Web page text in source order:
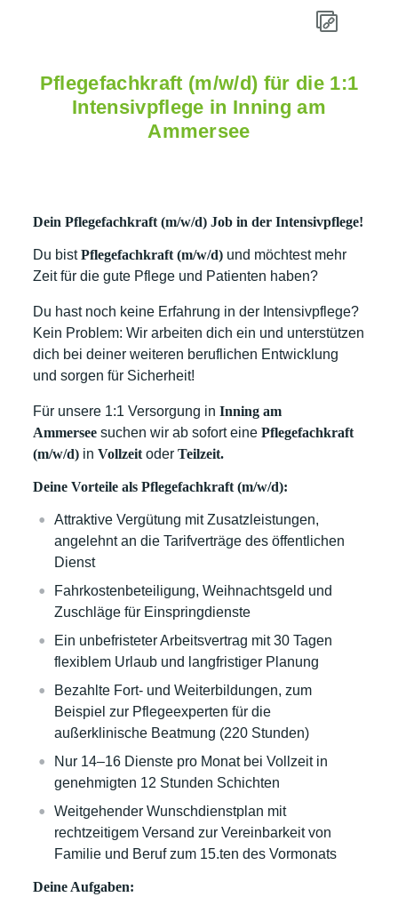
Pflegefachkraft (m/w/d) für die 1:1
Intensivpflege in Inning am
Ammersee
Dein Pflegefachkraft (m/w/d) Job in der Intensivpflege!
Du bistPflegefachkraft (m/w/d) und möchtest mehr
Zeit für die gute Pflege und Patienten haben?
Du hast noch keine Erfahrung in der Intensivpflege?
Kein Problem: Wir arbeiten dich ein und unterstützen
dich bei deiner weiteren beruflichen Entwicklung
und sorgen für Sicherheit!
Für unsere 1:1 Versorgung in Inning am
Ammersee suchen wir ab sofort einePflegefachkraft
(m/w/d) inVollzeit oderTeilzeit.
Deine Vorteile als Pflegefachkraft (m/w/d):
Attraktive Vergütung mit Zusatzleistungen,
angelehnt an die Tarifverträge des öffentlichen
Dienst
Fahrkostenbeteiligung, Weihnachtsgeld und
Zuschläge für Einspringdienste
Ein unbefristeter Arbeitsvertrag mit 30 Tagen
flexiblem Urlaub und langfristiger Planung
Bezahlte Fort- und Weiterbildungen, zum
Beispiel zur Pflegeexperten für die
außerklinische Beatmung (220 Stunden)
Nur 14–16 Dienste pro Monat bei Vollzeit in
genehmigten 12 Stunden Schichten
Weitgehender Wunschdienstplan mit
rechtzeitigem Versand zur Vereinbarkeit von
Familie und Beruf zum 15.ten des Vormonats
Deine Aufgaben: